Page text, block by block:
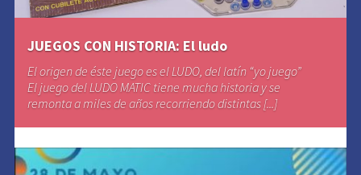
JUEGOS CON HISTORIA: El ludo
El origen de éste juego es el LUDO, del latín “yo juego”
El juego del LUDO MATIC tiene mucha historia y se
remonta a miles de años recorriendo distintas [...]